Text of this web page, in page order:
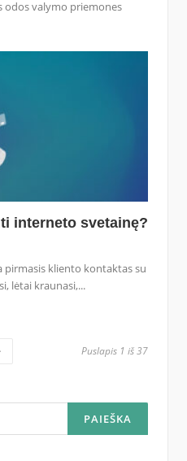
odos valymo priemones
interneto svetainę?
kliento kontaktas su
lėtai kraunasi,...
Puslapis 1 iš 37